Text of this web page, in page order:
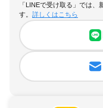
「LINEで受け取る」では
す。 詳しくはこちら